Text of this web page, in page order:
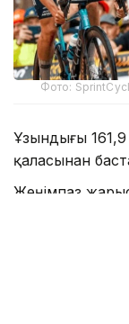
Фото:
Ұзындығы
қаласынан
Жеңімпаз